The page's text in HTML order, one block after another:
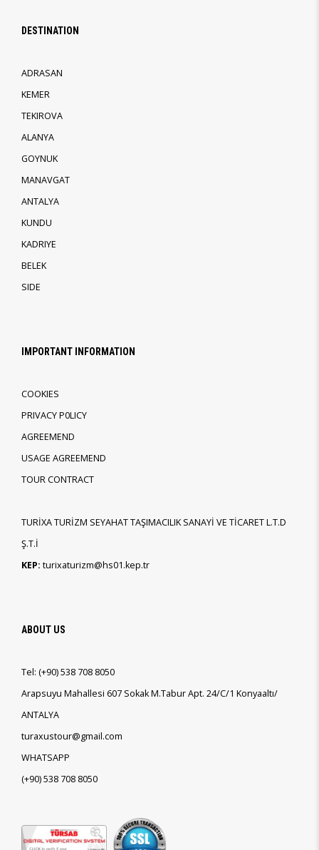
DESTINATION
ADRASAN
KEMER
TEKIROVA
ALANYA
GOYNUK
MANAVGAT
ANTALYA
KUNDU
KADRIYE
BELEK
SIDE
IMPORTANT INFORMATION
COOKIES
PRIVACY P0LICY
AGREEMEND
USAGE AGREEMEND
TOUR CONTRACT
TURİXA TURİZM SEYAHAT TAŞIMACILIK SANAYİ VE TİCARET L.T.D
Ş.T.İ
KEP: turixaturizm@hs01.kep.tr
ABOUT US
Tel: (+90)538 708 8050
Arapsuyu Mahallesi 607 Sokak M.Tabur Apt. 24/C/1 Konyaaltı/
ANTALYA
turaxustour@gmail.com
WHATSAPP
(+90)538 708 8050